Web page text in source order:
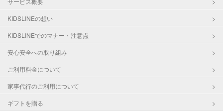
KIDSLINEの想い
KIDSLINEでのマナー・注意点
安心安全への取り組み
ご利用料金について
家事代行のご利用について
ギフトを贈る